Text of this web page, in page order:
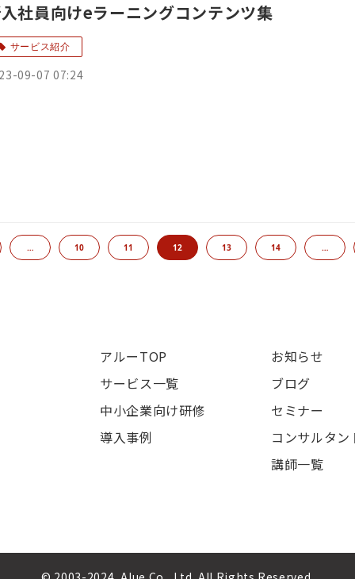
社員向けeラーニングコンテンツ集
サービス紹介
09-07 07:24
… 10 11 12 13 14 …
アルーTOP
サービス一覧
中小企業向け研修
導入事例
お知らせ
ブログ
セミナー
コンサルタン
講師一覧